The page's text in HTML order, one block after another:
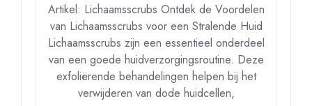
Artikel: Lichaamsscrubs Ontdek de Voordelen
van Lichaamsscrubs voor een Stralende Huid
Lichaamsscrubs zijn een essentieel onderdeel
van een goede huidverzorgingsroutine. Deze
exfoliërende behandelingen helpen bij het
verwijderen van dode huidcellen,